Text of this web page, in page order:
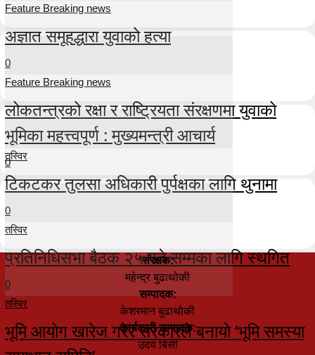
Feature Breaking news
अज्ञात समूहद्धारा युवाको हत्या
0
Feature Breaking news
लोकतन्त्रको रक्षा र राष्ट्रियता संरक्षणमा युवाको
भूमिका महत्त्वपूर्ण : मुख्यमन्त्री आचार्य
0
तस्विर
टिकटकर तुलसा अधिकारी पुर्पक्षका लागि थुनामा
0
तस्विर
प्रतिनिधिसभा बैठक २५ गते सम्मका लागि स्थगित
0
तस्विर
भूमि आयोग खारेज गरेर सरकारले बनायो ‘भूमि समस्या
संरक्षक:
महेन्द्र बुढाथोकी
सम्पादक:
केशरमान बुढाथोकी
कार्यकारी सम्पादक:
उदय बिसी